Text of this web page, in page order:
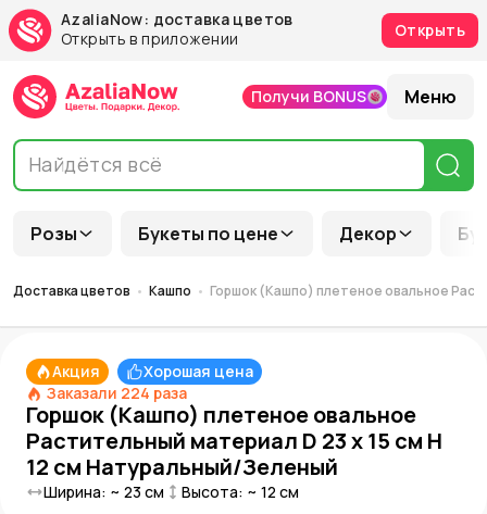
AzaliaNow: доставка цветов
Открыть в приложении
Открыть
Розы Букеты по цене Декор
Получи BONUS Меню
Доставка цветов Кашпо Горшок (Кашпо) плетеное овальное
Акция
Хорошая цена
Заказали 224 раза
Горшок (Кашпо) плетеное овальное
Растительный материал D 23 x 15 см H
12 см Натуральный/Зеленый
Ширина: ~ 23 см Высота: ~ 12 см